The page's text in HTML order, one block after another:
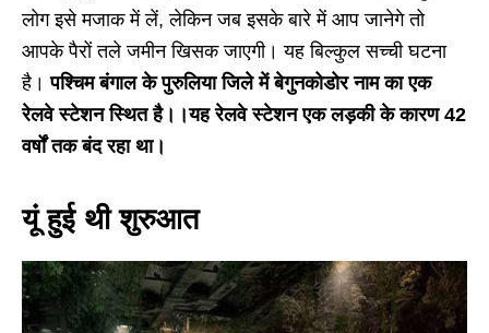
लोग इसे मजाक में लें, लेकिन जब इसके बारे में आप जानेगे तो
आपके पैरों तले जमीन खिसक जाएगी। यह बिल्कुल सच्ची घटना
है।पश्चिम बंगाल के पुरुलिया जिले में बेगुनकोडोर नाम का एक
रेलवे स्टेशन स्थित है।।यह रेलवे स्टेशन एक लड़की के कारण 42
वर्षों तक बंद रहा था।
यूं हुई थी शुरुआत